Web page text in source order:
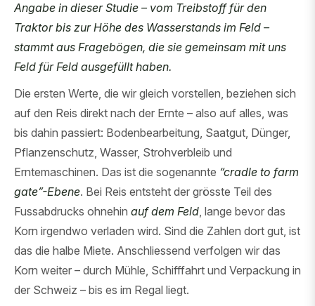
Angabe in dieser Studie – vom Treibstoff für den
Traktor bis zur Höhe des Wasserstands im Feld –
stammt aus Fragebögen, die sie gemeinsam mit uns
Feld für Feld ausgefüllt haben.
Die ersten Werte, die wir gleich vorstellen, beziehen sich
auf den Reis direkt nach der Ernte – also auf alles, was
bis dahin passiert: Bodenbearbeitung, Saatgut, Dünger,
Pflanzenschutz, Wasser, Strohverbleib und
Erntemaschinen. Das ist die sogenannte “cradle to farm
gate”-Ebene. Bei Reis entsteht der grösste Teil des
Fussabdrucks ohnehin auf dem Feld, lange bevor das
Korn irgendwo verladen wird. Sind die Zahlen dort gut, ist
das die halbe Miete. Anschliessend verfolgen wir das
Korn weiter – durch Mühle, Schifffahrt und Verpackung in
der Schweiz – bis es im Regal liegt.